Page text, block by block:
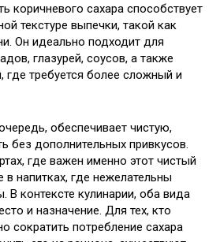
коричневого сахара способствует
текстуре выпечки, такой как
Он идеально подходит для
глазурей, соусов, а также
где требуется более сложный и
обеспечивает чистую,
без дополнительных привкусов.
где важен именно этот чистый
в напитках, где нежелательны
В контексте кулинарии, оба вида
и назначение. Для тех, кто
сократить потребление сахара